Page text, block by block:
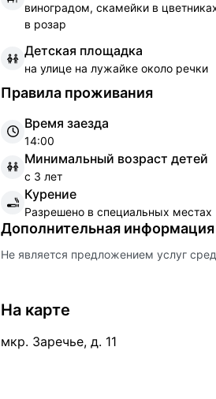
виноградом, скамейки в
в розар
Детская площадка
на улице на лужайке около речки
Правила проживания
Время заезда
14:00
Минимальный возраст детей
с 3 лет
Курение
Разрешено в специальных местах
Дополнительная информация
Не является предложением услуг
На карте
мкр. Заречье, д. 11